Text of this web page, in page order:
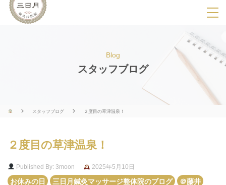
SPメニ
ー
展
用
ボ
Blog
スタッフブログ
スタッフブログ ２度目の草津温泉！
２度目の草津温泉！
Published By: 3moon
2025年5月10日
お休みの日
三日月鍼灸マッサージ整体院のブログ ＠藤井